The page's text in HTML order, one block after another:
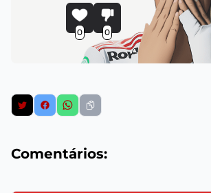
0 0
Comentários: